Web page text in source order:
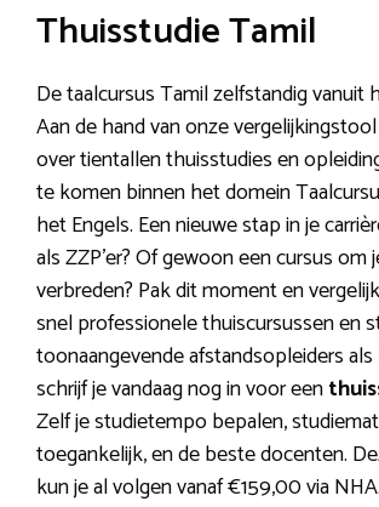
Thuisstudie Tamil
De taalcursus Tamil zelfstandig vanuit
Aan de hand van onze
over tientallen thuisstudies en
te komen binnen het domein
het Engels. Een nieuwe stap in je
als ZZP’er? Of gewoon een cursus om
verbreden? Pak dit moment en
snel professionele thuiscursussen en
toonaangevende afstandsopleiders als
schrijf je vandaag nog in voor een
Zelf je studietempo bepalen,
toegankelijk, en de beste docenten.
kun je al volgen vanaf €159,00 via NHA.